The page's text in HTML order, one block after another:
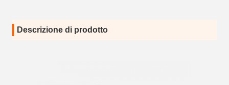
Descrizione di prodotto